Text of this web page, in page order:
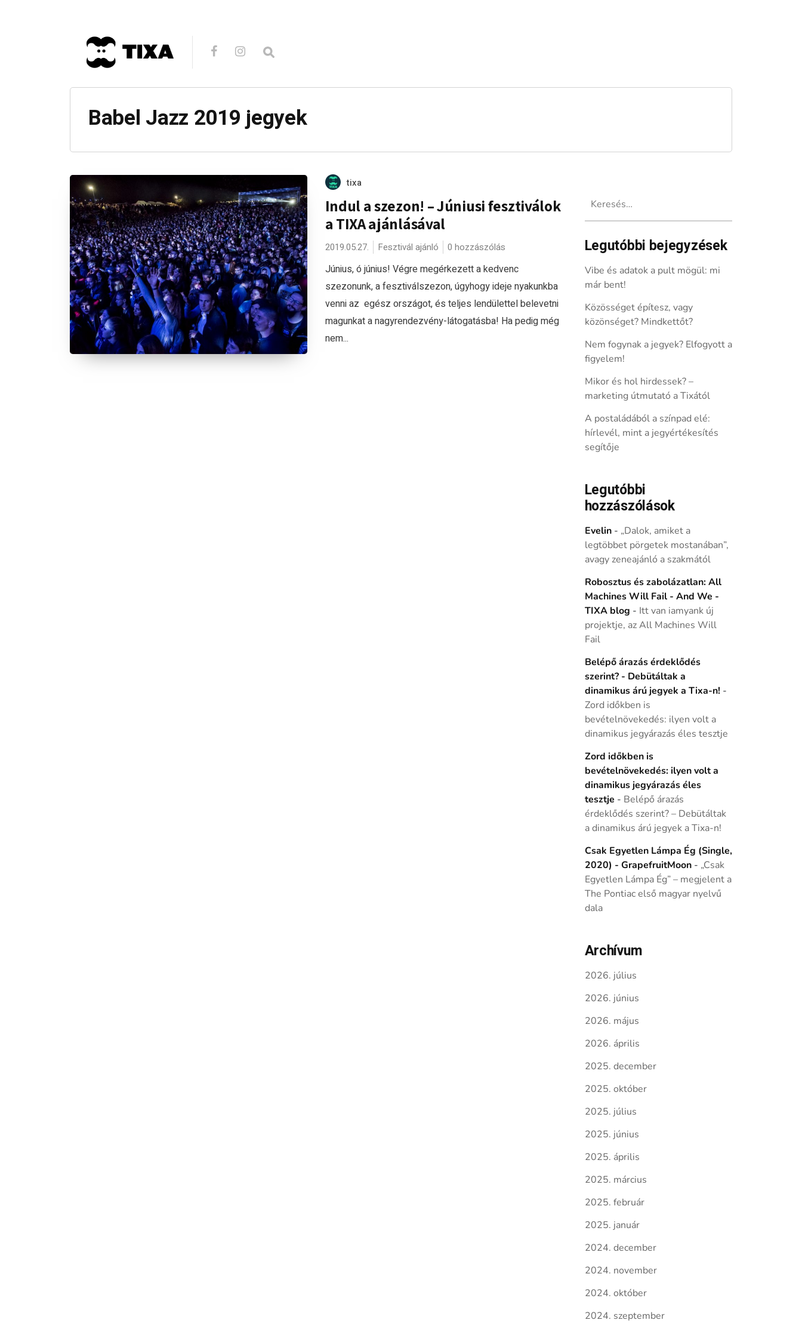
Babel Jazz 2019 jegyek
tixa
Indul a szezon! – Júniusi fesztiválok
a TIXA ajánlásával
2019.05.27. Fesztivál ajánló 0 hozzászólás
Június, ó június! Végre megérkezett a kedvenc
szezonunk, a fesztiválszezon, úgyhogy ideje nyakunkba
venni az egész országot, és teljes lendülettel belevetni
magunkat a nagyrendezvény-látogatásba! Ha pedig még
nem...
Legutóbbi bejegyzések
Vibe és adatok a pult mögül: mi
már bent!
Közösséget építesz, vagy
közönséget? Mindkettőt?
Nem fogynak a jegyek? Elfogyott a
figyelem!
Mikor és hol hirdessek? –
marketing útmutató a Tixától
A postaládából a színpad elé:
hírlevél, mint a jegyértékesítés
segítője
Legutóbbi
hozzászólások
Evelin- „Dalok, amiket a
legtöbbet pörgetek mostanában”,
avagy zeneajánló a szakmától
Robosztus és zabolázatlan: All
Machines Will Fail - And We -
TIXA blog - Itt van iamyank új
projektje, az All Machines Will
Fail
Belépő árazás érdeklődés
szerint? - Debütáltak a
dinamikus árú jegyek a Tixa-n! -
Zord időkben is
bevételnövekedés: ilyen volt a
dinamikus jegyárazás éles tesztje
Zord időkben is
bevételnövekedés: ilyen volt a
dinamikus jegyárazás éles
tesztje - Belépő árazás
érdeklődés szerint? – Debütáltak
a dinamikus árú jegyek a Tixa-n!
Csak Egyetlen Lámpa Ég (Single,
2020) - GrapefruitMoon- „Csak
Egyetlen Lámpa Ég” – megjelent a
The Pontiac első magyar nyelvű
dala
Archívum
2026. július
2026. június
2026. május
2026. április
2025. december
2025. október
2025. július
2025. június
2025. április
2025. március
2025. február
2025. január
2024. december
2024. november
2024. október
2024. szeptember